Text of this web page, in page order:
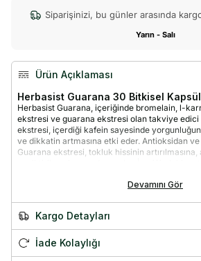
Siparişinizi, bu günler arasında
Yarın - Salı
Ürün Açıklaması
Herbasist Guarana 30 Bitkisel Kapsül
Herbasist Guarana, içeriğinde bromelain, l-
ekstresi ve guarana ekstresi olan takviye edici
ekstresi, içerdiği kafein sayesinde yorgunluğun
ve dikkatin artmasına etki eder. Antioksidan ve
Guarana ekstresi, tokluk hissinin artırılmasına,
birikiminin azalmasına ve vücut ağırlığının
vücutta oluşan ödemin atılmasında katkıda
Etken Madde
Devamını Gör
Kargo Detayları
İade Kolaylığı